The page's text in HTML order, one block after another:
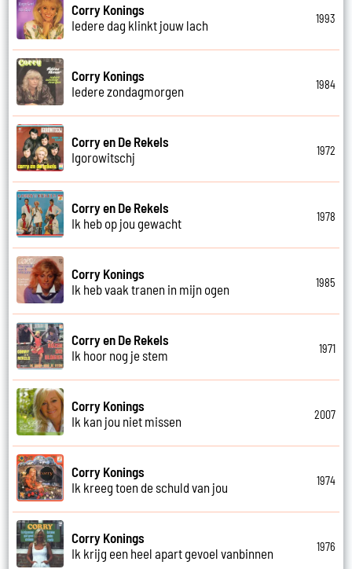
Corry Konings
Iedere dag klinkt jouw lach
1993
Corry Konings
Iedere zondagmorgen
1984
Corry en De Rekels
Igorowitschj
1972
Corry en De Rekels
Ik heb op jou gewacht
1978
Corry Konings
Ik heb vaak tranen in mijn ogen
1985
Corry en De Rekels
Ik hoor nog je stem
1971
Corry Konings
Ik kan jou niet missen
2007
Corry Konings
Ik kreeg toen de schuld van jou
1974
Corry Konings
Ik krijg een heel apart gevoel vanbinnen
1976